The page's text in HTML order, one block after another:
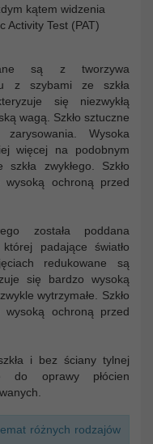
kątem widzenia
Activity Test (PAT)
są z tworzywa
z szybami ze szkła
się niezwykłą
wagą. Szkło sztuczne
Wysoka
więcej na podobnym
zwykłego. Szkło
wysoką ochroną przed
została poddana
padające światło
redukowane są
się bardzo wysoką
wytrzymałe. Szkło
wysoką ochroną przed
i bez ściany tylnej
oprawy płócien
różnych rodzajów